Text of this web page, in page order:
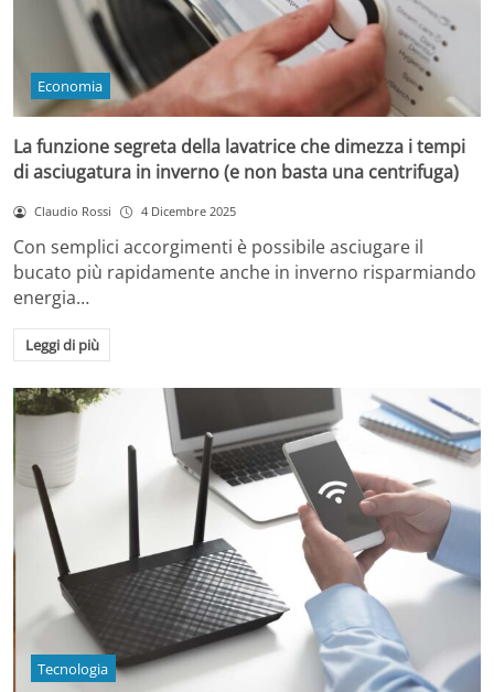
Economia
La funzione segreta della lavatrice che dimezza i tempi
di asciugatura in inverno (e non basta una centrifuga)
Claudio Rossi 4 Dicembre 2025
Con semplici accorgimenti è possibile asciugare il
bucato più rapidamente anche in inverno risparmiando
energia…
Leggi di più
Tecnologia